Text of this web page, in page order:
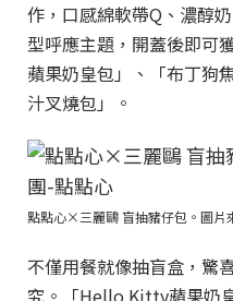
作，口感綿軟帶Q、濃醇
型呼應主題，開蓋後即可
蘋果奶皇包」、「布丁狗
汁叉燒包」。
點點心×三麗鷗 盲抽豬仔包。圖片
不僅用餐就像抽盲盒，驚
究。「Hello Kitty蘋果奶